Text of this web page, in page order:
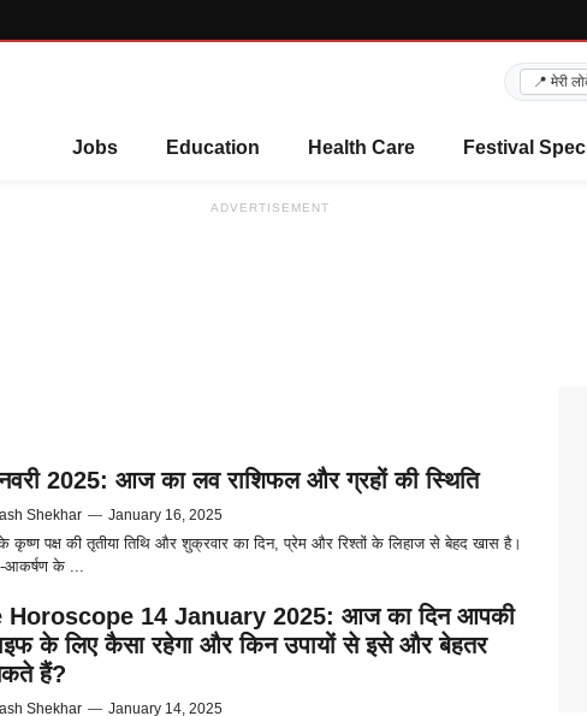
Jobs Education Health Care Festival
ADVERTISEMENT
2025: आज का लव राशिफल और ग्रहों की स्थिति
Shekhar — January 16, 2025
कृष्ण पक्ष की तृतीया तिथि और शुक्रवार का दिन, प्रेम और रिश्तों के लिहाज से बेहद खास है।
आकर्षण के ...
Horoscope 14 January 2025: आज का दिन आपकी
के लिए कैसा रहेगा और किन उपायों से इसे और बेहतर
हैं?
Shekhar — January 14, 2025